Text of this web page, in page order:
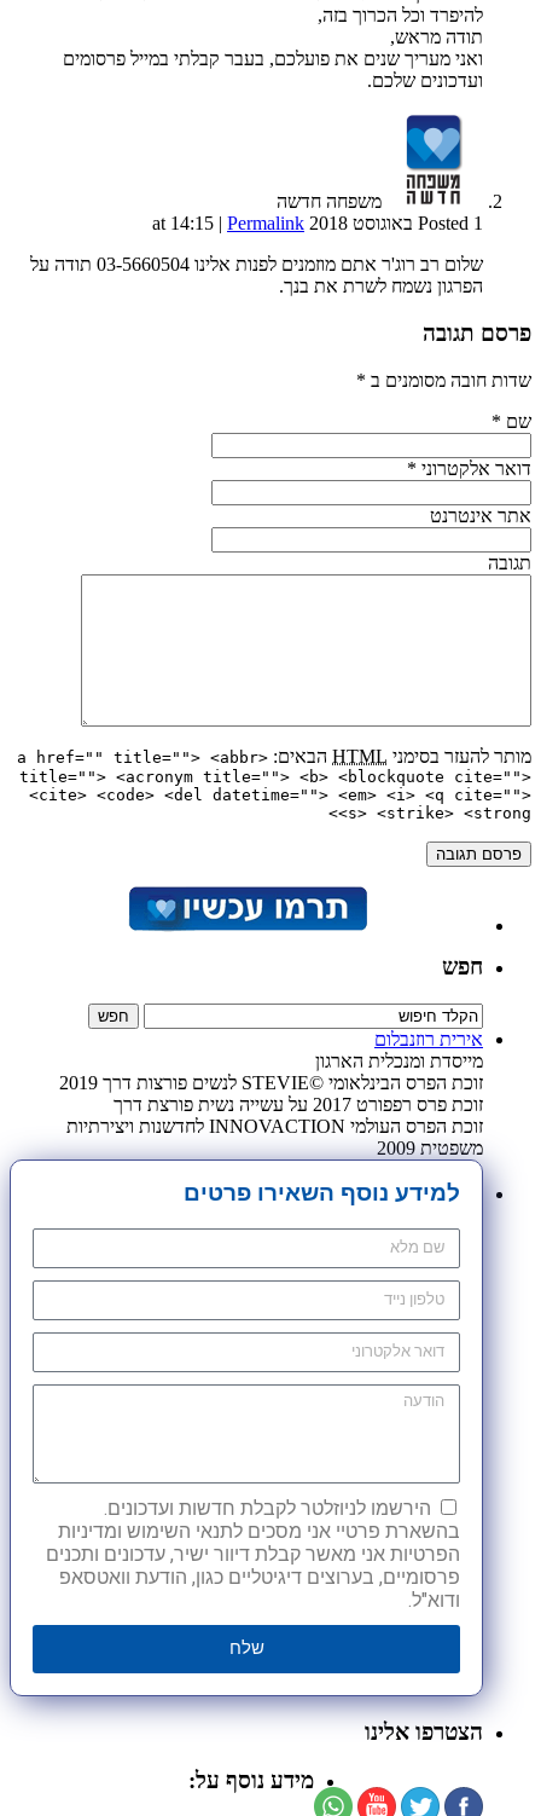
להיפרד וכל הכרוך בזה,
תודה מראש,
ואני מעריך שנים את פועלכם, בעבר קבלתי במייל פרסומים
ועדכונים שלכם.
משפחה חדשה
Posted 1 באוגוסט 2018 at 14:15
| Permalink
שלום רב רוג'ר אתם מוזמנים לפנות אלינו 03-5660504 תודה על
הפרגון נשמח לשרת את בנך.
פרסם תגובה
שדות חובה מסומנים ב *
שם *
דואר אלקטרוני *
אתר אינטרנט
תגובה
מותר להעזר בסימני HTML הבאים:
<a href="" title=""> <abbr
title=""> <acronym title=""> <b> <blockquote cite="">
<cite> <code> <del datetime=""> <em> <i> <q cite="">
<s> <strike> <strong>
חפש
אירית רוזנבלום
מייסדת ומנכלית הארגון
זוכת הפרס הבינלאומי ©STEVIE לנשים פורצות דרך 2019
זוכת פרס רפפורט 2017 על עשייה נשית פורצת דרך
זוכת הפרס העולמי INNOVACTION לחדשנות ויצירתיות
משפטית 2009
למידע נוסף השאירו פרטים
הירשמו לניוזלטר לקבלת חדשות ועדכונים.
בהשארת פרטיי אני מסכים לתנאי השימוש ומדיניות
הפרטיות אני מאשר קבלת דיוור ישיר, עדכונים ותכנים
פרסומיים, בערוצים דיגיטליים כגון, הודעת וואטסאפ
ודוא"ל.
שלח
הצטרפו אלינו
מידע נוסף על: